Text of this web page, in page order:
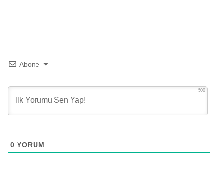
Abone
500
0 YORUM